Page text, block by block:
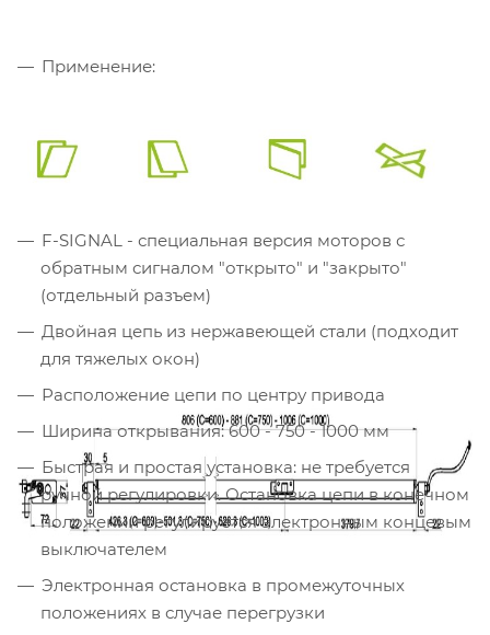
Применение:
F-SIGNAL - специальная версия моторов с
обратным сигналом "открыто" и "закрыто"
(отдельный разъем)
Двойная цепь из нержавеющей стали (подходит
для тяжелых окон)
Расположение цепи по центру привода
Ширина открывания: 600 - 750 - 1000 мм
Быстрая и простая установка: не требуется
ручной регулировки. Остановка цепи в конечном
положении регулируется электронным концевым
выключателем
Электронная остановка в промежуточных
положениях в случае перегрузки